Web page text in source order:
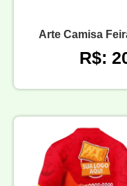
Arte Camisa
R$: